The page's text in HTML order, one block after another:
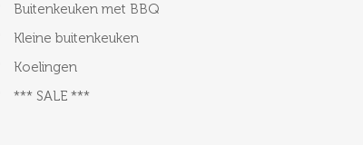
Buitenkeuken met BBQ
Kleine buitenkeuken
Koelingen
*** SALE ***